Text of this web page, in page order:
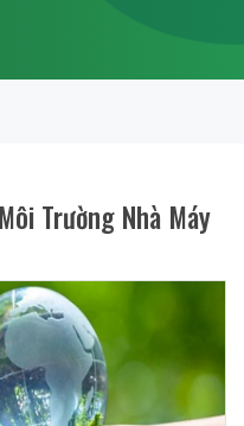
Trường Nhà Máy